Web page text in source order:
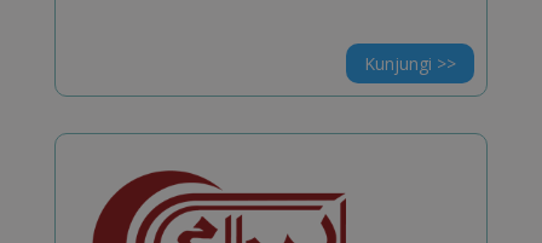
Kunjungi >>